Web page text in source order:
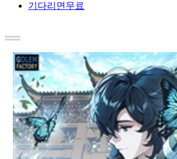
기다리면무료